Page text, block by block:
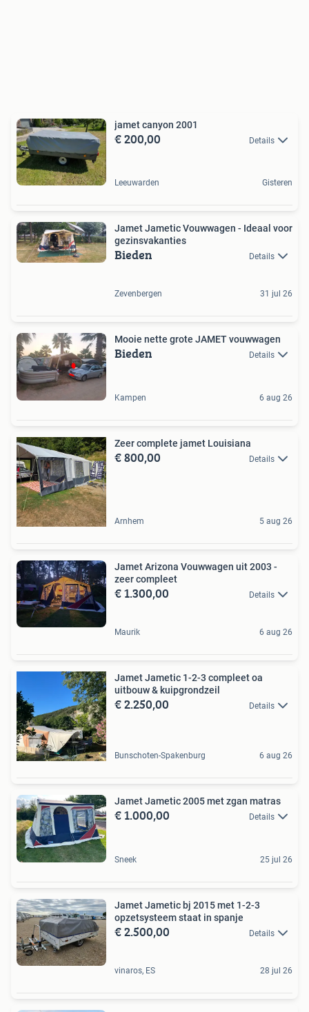
jamet canyon 2001
€ 200,00 Details
Leeuwarden Gisteren
Jamet Jametic Vouwwagen - Ideaal voor
gezinsvakanties
Bieden Details
Zevenbergen 31 jul 26
Mooie nette grote JAMET vouwwagen
Bieden Details
Kampen 6 aug 26
Zeer complete jamet Louisiana
€ 800,00 Details
Arnhem 5 aug 26
Jamet Arizona Vouwwagen uit 2003 -
zeer compleet
€ 1.300,00 Details
Maurik 6 aug 26
Jamet Jametic 1-2-3 compleet oa
uitbouw & kuipgrondzeil
€ 2.250,00 Details
Bunschoten-Spakenburg 6 aug 26
Jamet Jametic 2005 met zgan matras
€ 1.000,00 Details
Sneek 25 jul 26
Jamet Jametic bj 2015 met 1-2-3
opzetsysteem staat in spanje
€ 2.500,00 Details
vinaros, ES 28 jul 26